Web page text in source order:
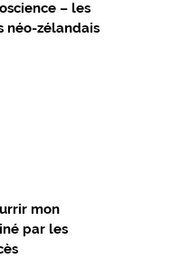
– les
néo-zélandais
mon
par les